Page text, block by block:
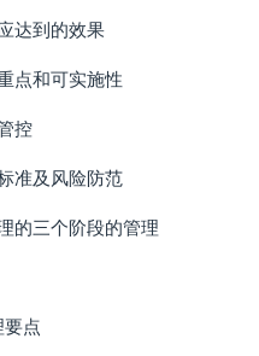
达到的效果
点和可实施性
控
准及风险防范
的三个阶段的管理
要点